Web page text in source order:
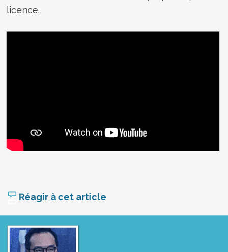
licence.
Réagir à cet article